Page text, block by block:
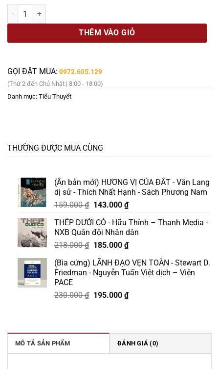
là:
LÂU ĐÀI XANH - L.M. Montgomery – Bách Việt Books số lượng
THÊM VÀO GIỎ
GỌI ĐẶT MUA: 0972.605.129
(Thứ 2 đến Chủ Nhật | 8:00 - 18:00)
Danh mục: Tiểu Thuyết
THƯỜNG ĐƯỢC MUA CÙNG
(Ấn bản mới) HƯƠNG VỊ CỦA ĐẤT - Văn Lang
dị sử - Thích Nhất Hạnh - Sách Phương Nam
159.000₫ Giá
là:
159.000 ₫.
143.000 ₫Giá
tại
là:
143.000 ₫.
THÉP DƯỚI CỎ - Hữu Thỉnh – Thanh Media -
NXB Quân đội Nhân dân
218.000₫ Giá
là:
218.000 ₫.
185.000 ₫Giá
tại
là:
(Bìa cứng) LÃNH ĐẠO VẸN TOÀN - Stewart D.
Friedman - Nguyễn Tuấn Việt dịch – Viện
PACE
230.000₫ Giá
195.000 ₫Giá
195.000 ₫.
MÔ TẢ SẢN PHẨM ĐÁNH GIÁ (0)